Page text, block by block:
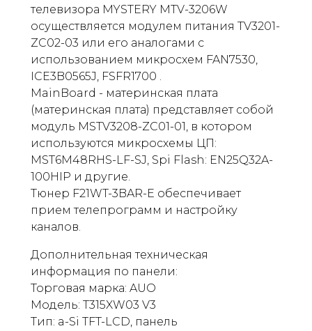
телевизора MYSTERY MTV-3206W
осуществляется модулем питания TV3201-
ZC02-03 или его аналогами с
использованием микросхем FAN7530,
ICE3B0565J, FSFR1700 .
MainBoard - материнская плата
(материнская плата) представляет собой
модуль MSTV3208-ZC01-01, в котором
используются микросхемы ЦП:
MST6M48RHS-LF-SJ, Spi Flash: EN25Q32A-
100HIP и другие.
Тюнер F21WT-3BAR-E обеспечивает
прием телепрограмм и настройку
каналов.
Дополнительная техническая
информация по панели:
Торговая марка: AUO
Модель: T315XW03 V3
Тип: a-Si TFT-LCD, панель